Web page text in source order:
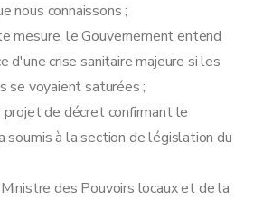
nous connaissons ;
mesure, le Gouvernement entend
d'une crise sanitaire majeure si les
se voyaient saturées ;
projet de décret confirmant le
soumis à la section de législation du
des Pouvoirs locaux et de la